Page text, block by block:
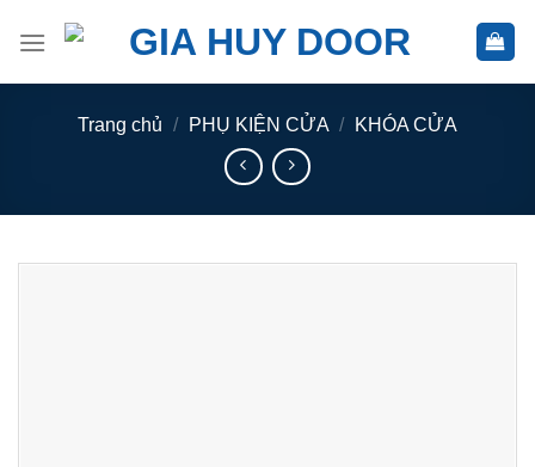
Trang chủ / PHỤ KIỆN CỬA / KHÓA CỬA